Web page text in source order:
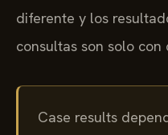
diferente y los
consultas son solo con
Case results